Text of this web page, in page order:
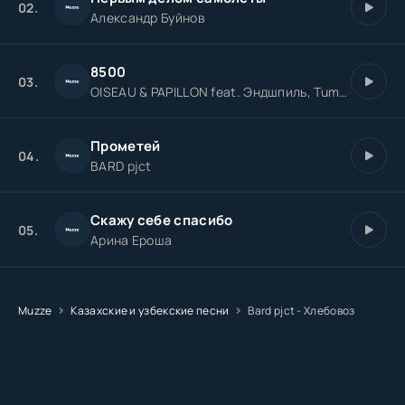
02.
Александр Буйнов
03. 8500
OISEAU & PAPILLON feat. Эндшпиль, TumaniYO
04. Прометей
BARD pjct
05. Скажу себе спасибо
Арина Ероша
Muzze Казахские и узбекские песни Bard pjct - Хлебовоз